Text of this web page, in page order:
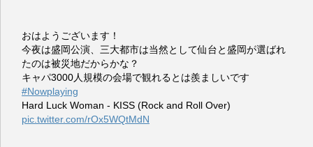
おはようございます！
今夜は盛岡公演、三大都市は当然として仙台と盛岡が選ばれ
たのは被災地だからかな？
キャパ3000人規模の会場で観れるとは羨ましいです
#Nowplaying
Hard Luck Woman - KISS (Rock and Roll Over)
pic.twitter.com/rOx5WQtMdN